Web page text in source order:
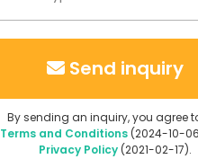
Send inquiry
By sending an inquiry, you agree
Terms and Conditions(2024-10-
Privacy Policy(2021-02-17).